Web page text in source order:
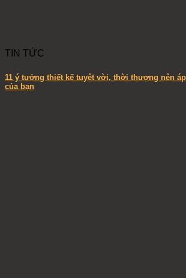
TIN TỨC
11 ý tưởng thiết kế tuyệt vời, thời thượng nên
của bạn